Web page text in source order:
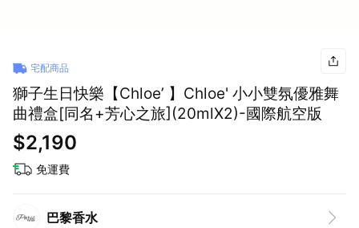
宅配商品
獅子生日快樂【Chloe’ 】Chloe' 小小雙氛優雅舞
曲禮盒[同名+芳心之旅](20mlX2)-國際航空版
$2,190
免運費
巴黎香水